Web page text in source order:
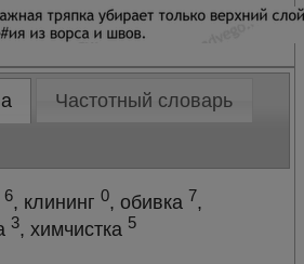
Частотный словарь
6, клининг0, обивка 7,
3, химчистка 5